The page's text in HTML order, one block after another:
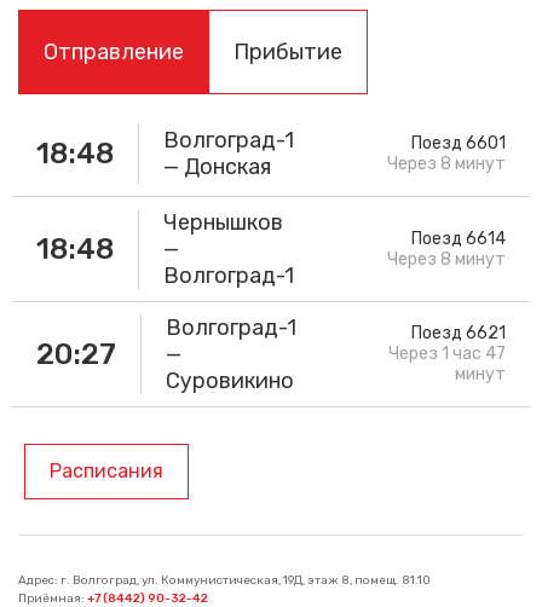
Отправление Прибытие
18:48
Волгоград-1
— Донская
Поезд 6601
Через 8 минут
18:48
Чернышков
—
Волгоград-1
Поезд 6614
Через 8 минут
20:27
Волгоград-1
—
Суровикино
Поезд 6621
Через 1 час 47
минут
Расписания
Адрес: г. Волгоград, ул. Коммунистическая, 19Д, этаж 8, помещ. 81.10
Приёмная: +7 (8442) 90-32-42